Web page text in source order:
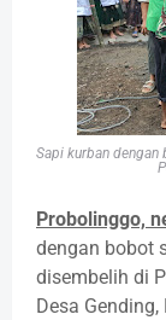
Sapi kurban
Probolinggo,
dengan bobot
disembelih di
Desa